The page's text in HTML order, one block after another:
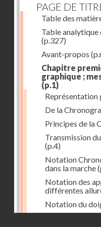
PAGE DE
Table des
Table analytique
(p.327)
Avant-propos
Chapitre
graphique ;
(p.1)
Représentation
De la
Principes de la
Transmission
(p.4)
Notation
dans la marche
Notation des
différentes
Notation du